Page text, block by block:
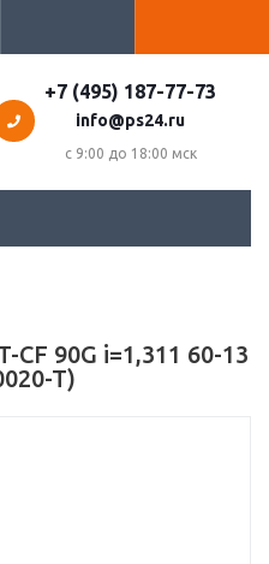
+7 (495) 187-77-73
info@ps24.ru
с 9:00 до 18:00 мск
90G i=1,311 60-13
T)